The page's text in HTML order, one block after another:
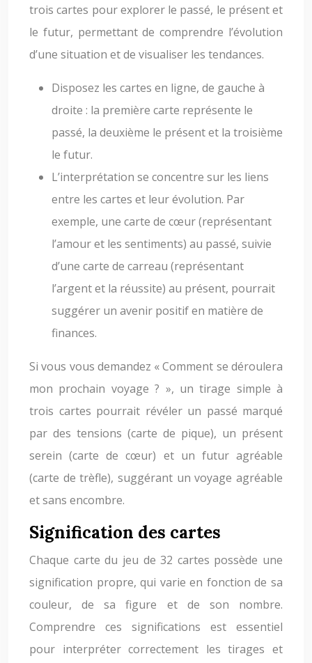
trois cartes pour explorer le passé, le présent et
le futur, permettant de comprendre l’évolution
d’une situation et de visualiser les tendances.
Disposez les cartes en ligne, de gauche à
droite : la première carte représente le
passé, la deuxième le présent et la troisième
le futur.
L’interprétation se concentre sur les liens
entre les cartes et leur évolution. Par
exemple, une carte de cœur (représentant
l’amour et les sentiments) au passé, suivie
d’une carte de carreau (représentant
l’argent et la réussite) au présent, pourrait
suggérer un avenir positif en matière de
finances.
Si vous vous demandez « Comment se déroulera
mon prochain voyage ? », un tirage simple à
trois cartes pourrait révéler un passé marqué
par des tensions (carte de pique), un présent
serein (carte de cœur) et un futur agréable
(carte de trèfle), suggérant un voyage agréable
et sans encombre.
Signification des cartes
Chaque carte du jeu de 32 cartes possède une
signification propre, qui varie en fonction de sa
couleur, de sa figure et de son nombre.
Comprendre ces significations est essentiel
pour interpréter correctement les tirages et